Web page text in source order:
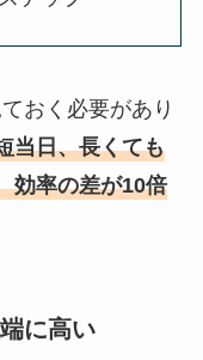
おく必要があり
当日、長くても
効率の差が10倍
に高い